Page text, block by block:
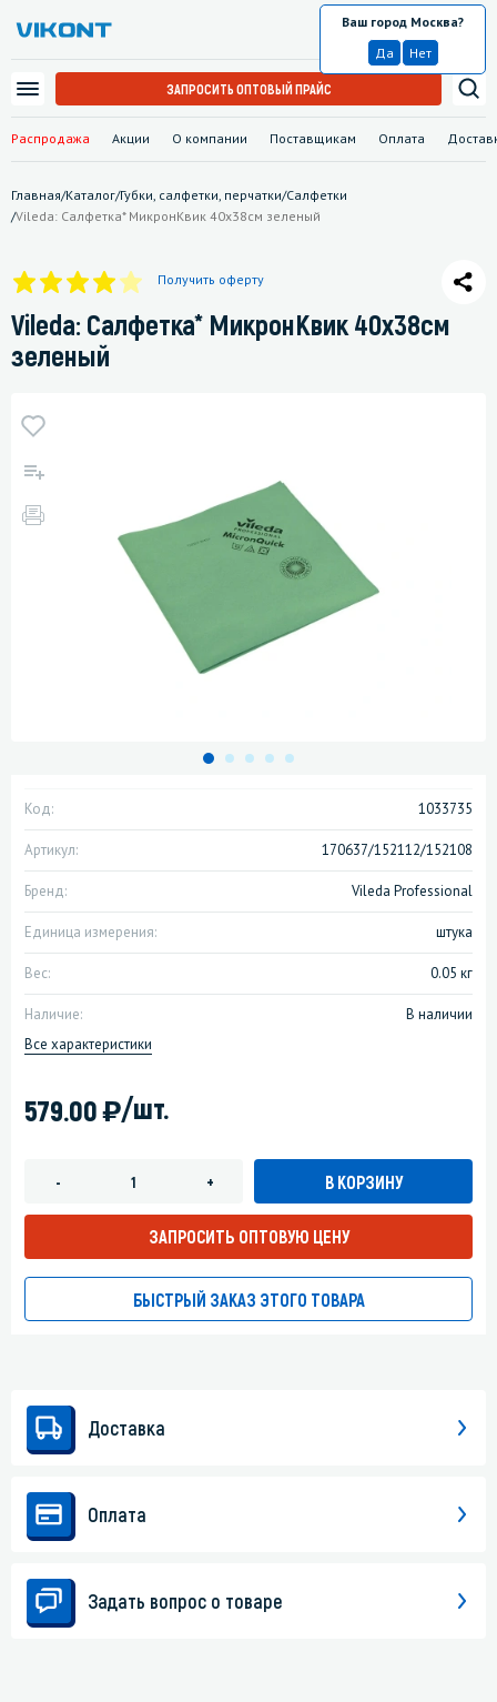
Распродажа Акции О компании Поставщикам Оплата
Москва
Ваш город Москва?
Да
Нет
ЗАПРОСИТЬ ОПТОВЫЙ ПРАЙС
Главная/Каталог/Губки, салфетки, перчатки/Салфетки
/Vileda: Салфетка* МикронКвик 40х38см зеленый
Получить оферту
Vileda: Салфетка* МикронКвик 40х38см
зеленый
Код: 1033735
Артикул: 170637/152112/152108
Бренд: Vileda Professional
Единица измерения: штука
Вес: 0.05 кг
Наличие:
В наличии
Все характеристики
579.00)/шт.
- + В КОРЗИНУ
ЗАПРОСИТЬ ОПТОВУЮ ЦЕНУ
БЫСТРЫЙ ЗАКАЗ ЭТОГО ТОВАРА
Доставка
Оплата
Задать вопрос о товаре